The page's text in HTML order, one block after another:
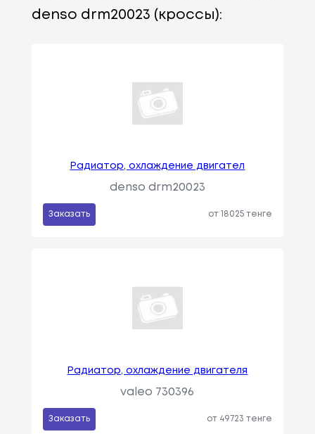
denso drm20023 (кроссы):
Радиатор, охлаждение двигател
denso drm20023
Заказать от 18025 тенге
Радиатор, охлаждение двигателя
valeo 730396
Заказать от 49723 тенге